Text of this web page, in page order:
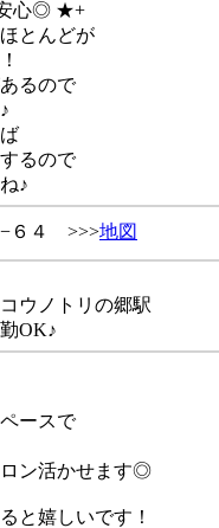
心◎ ★+
とんどが
るので
るので
♪
−６４ >>>地図
ウノトリの郷駅
OK♪
ースで
ン活かせます◎
と嬉しいです！